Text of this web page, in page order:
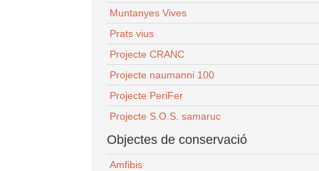
Muntanyes Vives
Prats vius
Projecte CRANC
Projecte naumanni 100
Projecte PeriFer
Projecte S.O.S. samaruc
Objectes de conservació
Amfibis